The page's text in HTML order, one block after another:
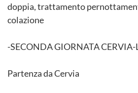
doppia, trattamento
colazione
-SECONDA GIORNATA
Partenza da Cervia